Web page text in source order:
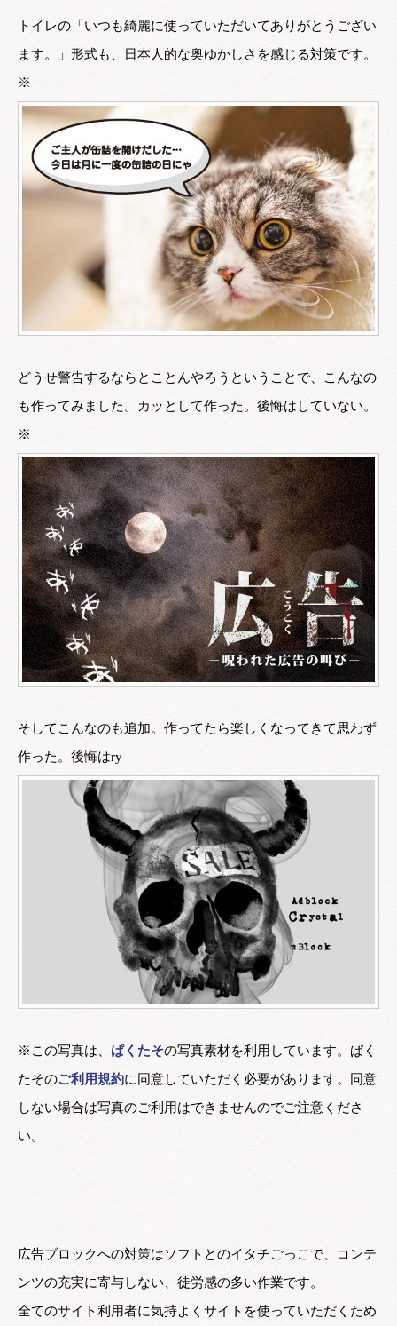
トイレの「いつも綺麗に使っていただいてありがとうござい
ます。」形式も、日本人的な奥ゆかしさを感じる対策です。
※
どうせ警告するならとことんやろうということで、こんなの
も作ってみました。カッとして作った。後悔はしていない。
※
そしてこんなのも追加。作ってたら楽しくなってきて思わず
作った。後悔はry
※この写真は、 ぱくたその写真素材を利用しています。ぱく
たそのご利用規約に同意していただく必要があります。同意
しない場合は写真のご利用はできませんのでご注意くださ
い。
広告ブロックへの対策はソフトとのイタチごっこで、コンテ
ンツの充実に寄与しない、徒労感の多い作業です。
全てのサイト利用者に気持よくサイトを使っていただくため